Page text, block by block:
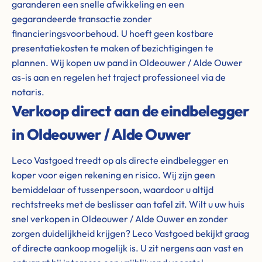
garanderen een snelle afwikkeling en een
gegarandeerde transactie zonder
financieringsvoorbehoud. U hoeft geen kostbare
presentatiekosten te maken of bezichtigingen te
plannen. Wij kopen uw pand in Oldeouwer / Alde Ouwer
as-is aan en regelen het traject professioneel via de
notaris.
Verkoop direct aan de eindbelegger
in Oldeouwer / Alde Ouwer
Leco Vastgoed treedt op als directe eindbelegger en
koper voor eigen rekening en risico. Wij zijn geen
bemiddelaar of tussenpersoon, waardoor u altijd
rechtstreeks met de beslisser aan tafel zit. Wilt u uw huis
snel verkopen in Oldeouwer / Alde Ouwer en zonder
zorgen duidelijkheid krijgen? Leco Vastgoed bekijkt graag
of directe aankoop mogelijk is. U zit nergens aan vast en